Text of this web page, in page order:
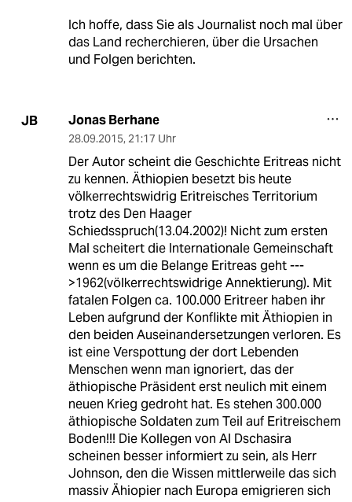
Ich hoffe, dass Sie als Journalist noch mal über
das Land recherchieren, über die Ursachen
und Folgen berichten.
JB Jonas Berhane
28.09.2015, 21:17 Uhr
Der Autor scheint die Geschichte Eritreas nicht
zu kennen. Äthiopien besetzt bis heute
völkerrechtswidrig Eritreisches Territorium
trotz des Den Haager
Schiedsspruch(13.04.2002)! Nicht zum ersten
Mal scheitert die Internationale Gemeinschaft
wenn es um die Belange Eritreas geht ---
>1962(völkerrechtswidrige Annektierung). Mit
fatalen Folgen ca. 100.000 Eritreer haben ihr
Leben aufgrund der Konflikte mit Äthiopien in
den beiden Auseinandersetzungen verloren. Es
ist eine Verspottung der dort Lebenden
Menschen wenn man ignoriert, das der
äthiopische Präsident erst neulich mit einem
neuen Krieg gedroht hat. Es stehen 300.000
äthiopische Soldaten zum Teil auf Eritreischem
Boden!!! Die Kollegen von Al Dschasira
scheinen besser informiert zu sein, als Herr
Johnson, den die Wissen mittlerweile das sich
massiv Ähiopier nach Europa emigrieren sich